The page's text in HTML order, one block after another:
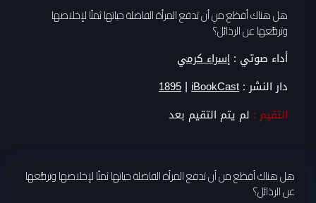
هل هناك أفظع من أن تدفع المرأة الفاضلة حياتها ثمنًا لإخلاصها
وترفُّعها عن الرذائل؟
أداء صوتي : إسراء كرمي
دار النشر :iBookCast
|
1895
التقيم : لم يتم التقيم بعد
هل هناك أفظع من أن تدفع المرأة الفاضلة حياتها ثمنًا لإخلاصها وترفُّعها
عن الرذائل؟